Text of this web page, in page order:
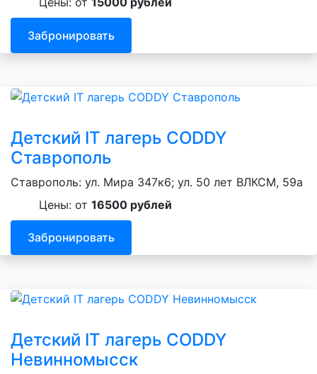
Забронировать
Детский IT лагерь CODDY
Ставрополь
Ставрополь: ул. Мира 347к6; ул. 50 лет ВЛКСМ, 59а
Цены: от 16500 рублей
Забронировать
Детский IT лагерь CODDY
Невинномысск